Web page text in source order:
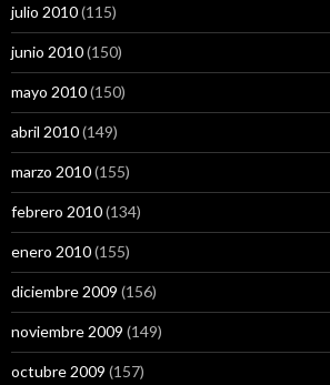
julio 2010(115)
junio 2010(150)
mayo 2010(150)
abril 2010(149)
marzo 2010(155)
febrero 2010(134)
enero 2010(155)
diciembre 2009 (156)
noviembre 2009 (149)
octubre 2009 (157)